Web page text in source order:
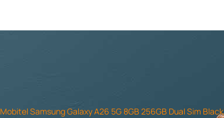
Mobitel Samsung Galaxy A26 5G 8GB 256GB Dual Sim Black